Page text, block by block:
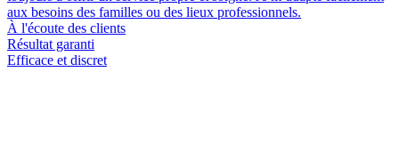
aux besoins des familles ou des lieux professionnels.
À l'écoute des clients
Résultat garanti
Efficace et discret